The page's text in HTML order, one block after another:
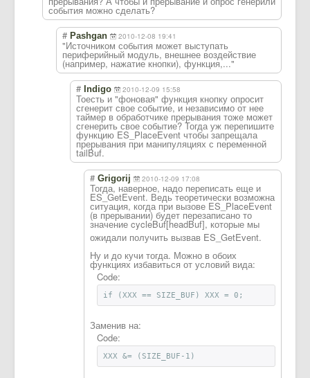
события можно сделать?
# Pashgan 2010-12-08 19:41
"Источником события может выступать
периферийный модуль, внешнее воздействие
(например, нажатие кнопки), функция,..."
# Indigo 2010-12-09 15:58
Тоесть и "фоновая" функция кнопку опросит
сгенерит свое событие, и независимо от нее
таймер в обработчике прерывания тоже может
сгенерить свое событие? Тогда уж перепишите
функцию ES_PlaceEvent чтобы запрещала
прерывания при манипуляциях с переменной
tailBuf.
# Grigorij 2010-12-09 17:08
Тогда, наверное, надо переписать еще и
ES_GetEvent. Ведь теоретически возможна
ситуация, когда при вызове ES_PlaceEvent
(в прерывании) будет перезаписано то
значение cycleBuf[headBuf], которые мы
ожидали получить вызвав ES_GetEvent.
Ну и до кучи тогда. Можно в обоих
функциях избавиться от условий вида:
Code:
if (XXX == SIZE_BUF) XXX = 0;
Заменив на:
Code:
XXX &= (SIZE_BUF-1)